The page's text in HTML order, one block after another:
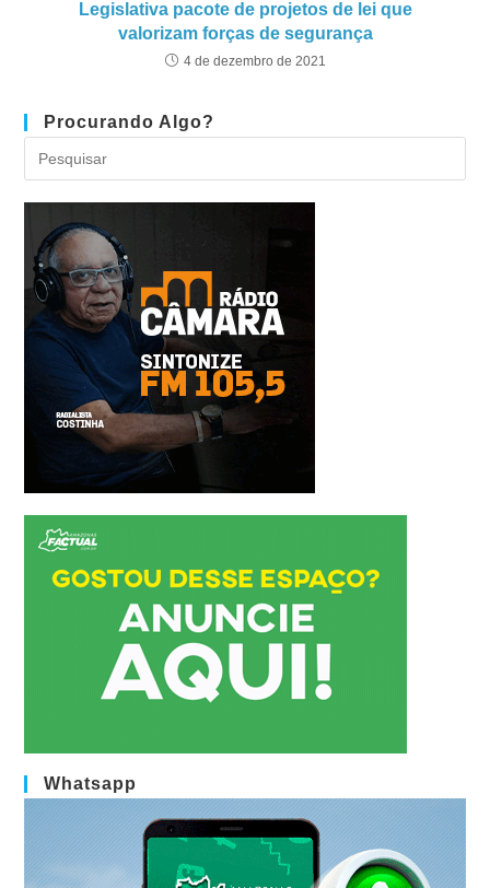
Legislativa pacote de projetos de lei que
valorizam forças de segurança
4 de dezembro de 2021
Procurando Algo?
Whatsapp